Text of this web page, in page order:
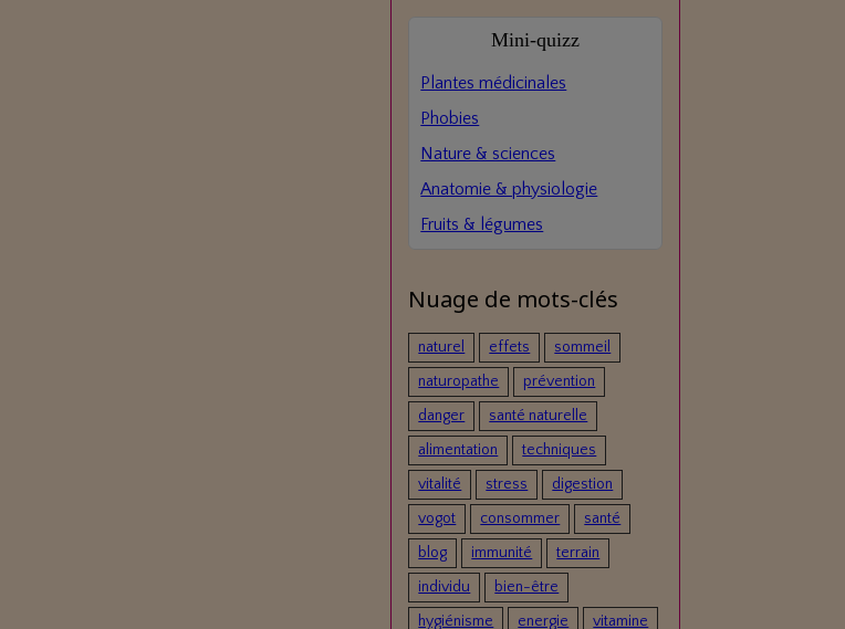
Mini‑quizz
Plantes médicinales
Phobies
Nature & sciences
Anatomie & physiologie
Fruits & légumes
Nuage de mots-clés
naturel effets
sommeil
naturopathe
prévention
danger
santé naturelle
alimentation
techniques
vitalité
stress
digestion
vogot
consommer
santé
blog
immunité
terrain
individu
bien-être
hygiénisme
energie vitamine